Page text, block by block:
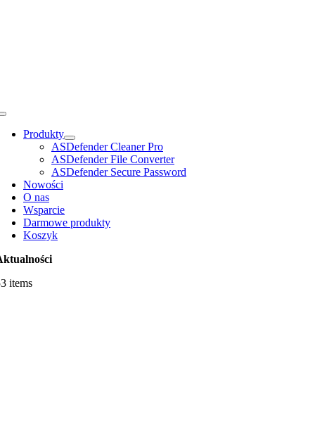
Toggle
NavigationProdukty
ASDefender Cleaner Pro
ASDefender File Converter
ASDefender Secure Password
Nowości
O nas
Wsparcie
Darmowe produkty
Koszyk
items